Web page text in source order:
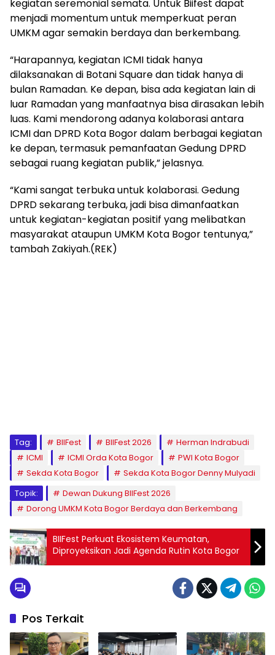
kegiatan seremonial semata. Untuk Biifest dapat
menjadi momentum untuk memperkuat peran
UMKM agar semakin berdaya dan berkembang.
“Harapannya, kegiatan ICMI tidak hanya
dilaksanakan di Botani Square dan tidak hanya di
bulan Ramadan. Ke depan, bisa ada kegiatan lain di
luar Ramadan yang manfaatnya bisa dirasakan lebih
luas. Kami mendorong adanya kolaborasi antara
ICMI dan DPRD Kota Bogor dalam berbagai kegiatan
ke depan, termasuk pemanfaatan Gedung DPRD
sebagai ruang kegiatan publik,” jelasnya.
“Kami sangat terbuka untuk kolaborasi. Gedung
DPRD sekarang terbuka, jadi bisa dimanfaatkan
untuk kegiatan-kegiatan positif yang melibatkan
masyarakat ataupun UMKM Kota Bogor tentunya,”
tambah Zakiyah.(REK)
Tag: BIIFest BIIFest 2026
Herman Indrabudi
ICMI
ICMI Orda Kota Bogor
PWI Kota Bogor
Sekda Kota Bogor
Sekda Kota Bogor Denny Mulyadi
Topik:
Dewan Dukung BIIFest 2026
Dorong UMKM Kota Bogor Berdaya dan Berkembang
BIIFest Perkuat Ekosistem Keumatan,
Diproyeksikan Jadi Agenda Rutin Kota Bogor
Pos Terkait